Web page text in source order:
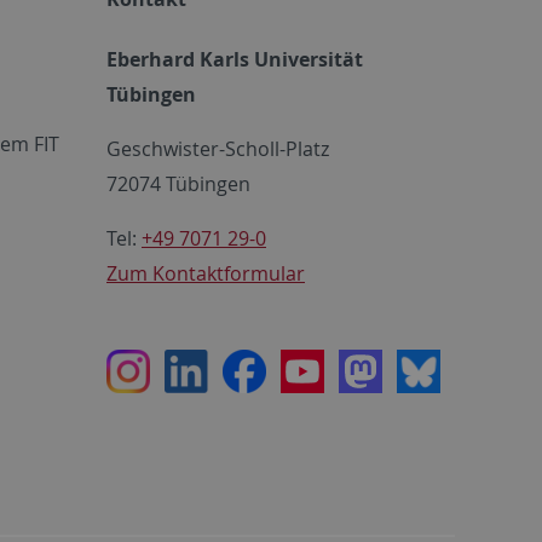
FIT
Eberhard Karls Universität
Tübingen
Geschwister-Scholl-Platz
72074 Tübingen
Tel: +49 7071 29-0
Zum Kontaktformular
InstagramLinkedInFacebookYoutubeMastodon
Bluesky